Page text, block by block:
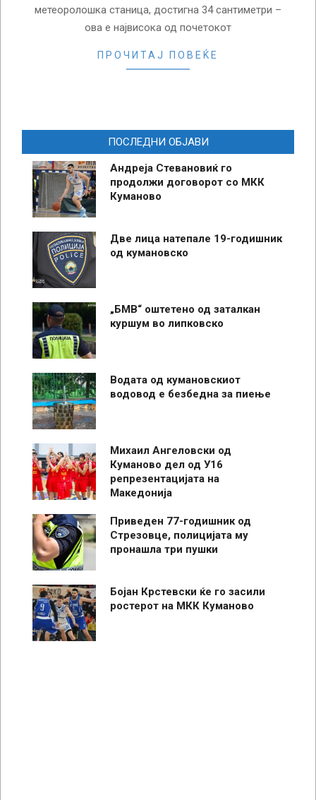
метеоролошка станица, достигна 34 сантиметри –
ова е највисока од почетокот
ПРОЧИТАЈ ПОВЕЌЕ
ПОСЛЕДНИ ОБЈАВИ
Андреја Стевановиќ го
продолжи договорот со МКК
Куманово
Две лица натепале 19-годишник
од кумановско
„БМВ“ оштетено од заталкан
куршум во липковско
Водата од кумановскиот
водовод е безбедна за пиење
Михаил Ангеловски од
Куманово дел од У16
репрезентацијата на
Македонија
Приведен 77-годишник од
Стрезовце, полицијата му
пронашла три пушки
Бојан Крстевски ќе го засили
ростерот на МКК Куманово